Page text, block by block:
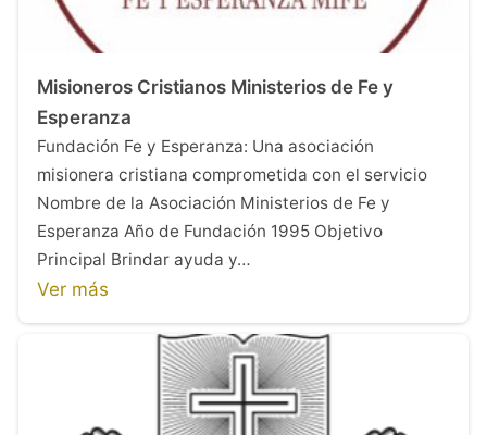
Misioneros Cristianos Ministerios de Fe y
Esperanza
Fundación Fe y Esperanza: Una asociación
misionera cristiana comprometida con el servicio
Nombre de la Asociación Ministerios de Fe y
Esperanza Año de Fundación 1995 Objetivo
Principal Brindar ayuda y…
Ver más